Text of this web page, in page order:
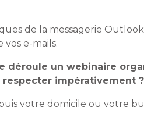
de la messagerie
e-mails.
déroule un webinaire
impérativement ?
votre domicile ou votre